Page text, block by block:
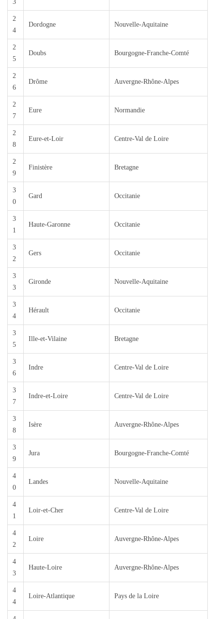
3
2
4
Dordogne Nouvelle-Aquitaine
2
5
Doubs Bourgogne-Franche-Comté
2
6
Drôme Auvergne-Rhône-Alpes
2
7
Eure Normandie
2
8
Eure-et-Loir Centre-Val de Loire
2
9
Finistère Bretagne
3
0
Gard Occitanie
3
1
Haute-Garonne Occitanie
3
2
Gers Occitanie
3
3
Gironde Nouvelle-Aquitaine
3
4
Hérault Occitanie
3
5
Ille-et-Vilaine Bretagne
3
6
Indre Centre-Val de Loire
3
7
Indre-et-Loire Centre-Val de Loire
3
8
Isère Auvergne-Rhône-Alpes
3
9
Jura Bourgogne-Franche-Comté
4
0
Landes Nouvelle-Aquitaine
4
1
Loir-et-Cher Centre-Val de Loire
4
2
Loire Auvergne-Rhône-Alpes
4
3
Haute-Loire Auvergne-Rhône-Alpes
4
4
Loire-Atlantique Pays de la Loire